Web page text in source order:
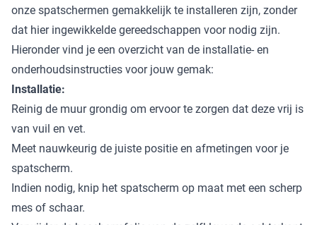
onze spatschermen gemakkelijk te installeren zijn, zonder
dat hier ingewikkelde gereedschappen voor nodig zijn.
Hieronder vind je een overzicht van de installatie- en
onderhoudsinstructies voor jouw gemak:
Installatie:
Reinig de muur grondig om ervoor te zorgen dat deze vrij is
van vuil en vet.
Meet nauwkeurig de juiste positie en afmetingen voor je
spatscherm.
Indien nodig, knip het spatscherm op maat met een scherp
mes of schaar.